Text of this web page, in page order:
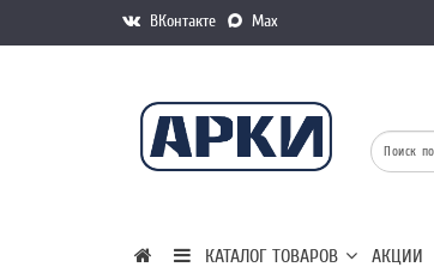
ВКонтакте Max
КАТАЛОГ ТОВАРОВ АКЦИИ